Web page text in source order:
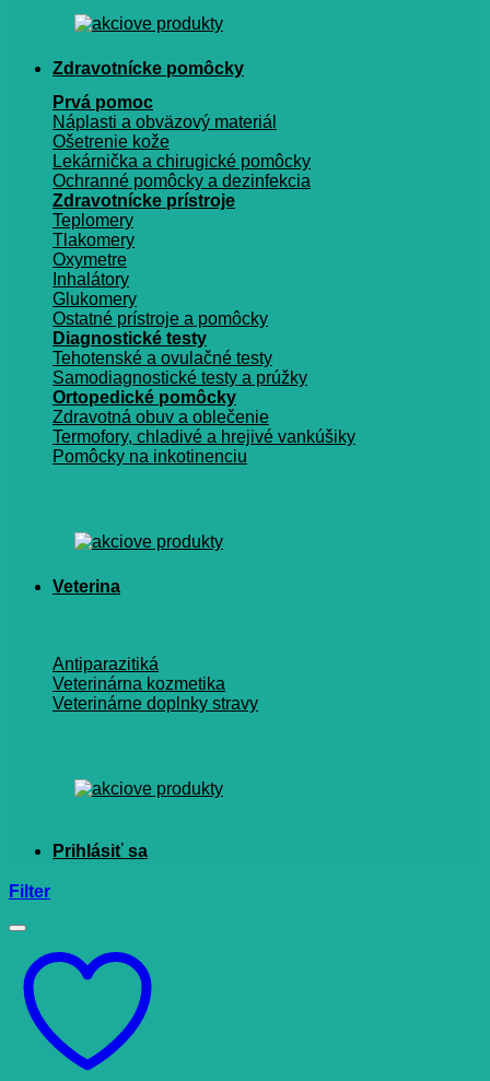
Zdravotnícke pomôcky
Prvá pomoc
Náplasti a obväzový materiál
Ošetrenie kože
Lekárnička a chirugické pomôcky
Ochranné pomôcky a dezinfekcia
Zdravotnícke prístroje
Teplomery
Tlakomery
Oxymetre
Inhalátory
Glukomery
Ostatné prístroje a pomôcky
Diagnostické testy
Tehotenské a ovulačné testy
Samodiagnostické testy a prúžky
Ortopedické pomôcky
Zdravotná obuv a oblečenie
Termofory, chladivé a hrejivé vankúšiky
Pomôcky na inkotinenciu
Veterina
Antiparazitiká
Veterinárna kozmetika
Veterinárne doplnky stravy
Filter